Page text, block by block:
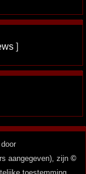
]
aangegeven), zijn ©